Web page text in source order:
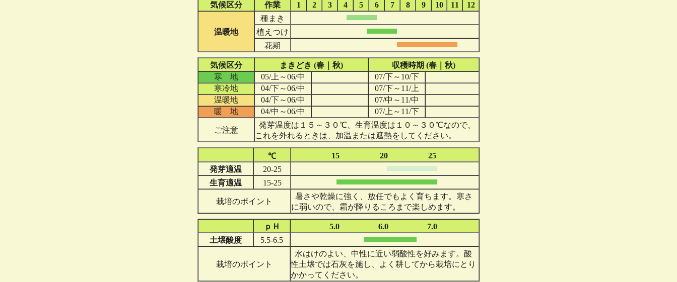
気候区分 作業 1 2 3 4 5 6 7 8 9 10 11 12
温暖地
種まき
植えつけ
花期
気候区分 まきどき (春｜秋)
収穫時期 (春｜秋)
寒 地
05/上～06/中
07/下～10/下
寒冷地
04/下～06/中
07/下～11/上
温暖地
04/下～06/中
07/中～11/中
暖 地
04/中～06/中 07/上～11/下
ご注意
発芽温度は１５～３０℃、生育温度は１０～３０℃なので、
これを外れるときは、加温または遮熱をしてください。
℃ 15 20
25
発芽適温
20-25
生育適温
15-25
栽培のポイント
暑さや乾燥に強く、放任でもよく育ちます。寒さ
に弱いので、霜が降りるころまで楽しめます。
ｐＨ 5.0 6.0
7.0
土壌酸度
5.5-6.5
栽培のポイント
水はけのよい、中性に近い弱酸性を好みます。酸
性土壌では石灰を施し、よく耕してから栽培にとり
かかってください。